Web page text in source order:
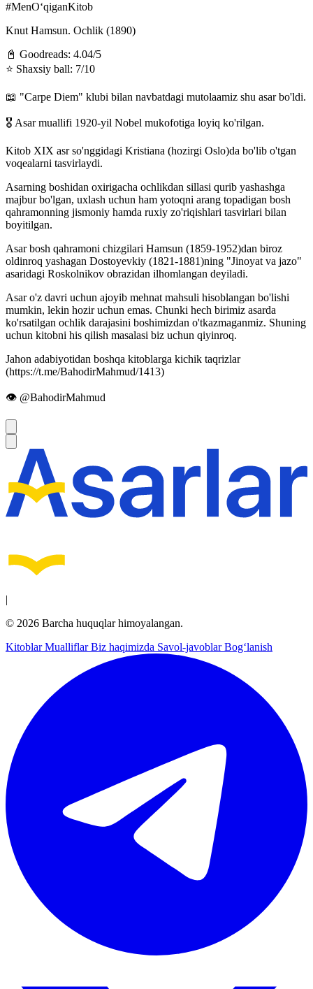
#MenOʻqiganKitob
Knut Hamsun. Ochlik (1890)
📓 Goodreads: 4.04/5
⭐️ Shaxsiy ball: 7/10
📖 "Carpe Diem" klubi bilan navbatdagi mutolaamiz shu asar bo'ldi.
🎖 Asar muallifi 1920-yil Nobel mukofotiga loyiq ko'rilgan.
Kitob XIX asr so'nggidagi Kristiana (hozirgi Oslo)da bo'lib o'tgan
voqealarni tasvirlaydi.
Asarning boshidan oxirigacha ochlikdan sillasi qurib yashashga
majbur bo'lgan, uxlash uchun ham yotoqni arang topadigan bosh
qahramonning jismoniy hamda ruxiy zo'riqishlari tasvirlari bilan
boyitilgan.
Asar bosh qahramoni chizgilari Hamsun (1859-1952)dan biroz
oldinroq yashagan Dostoyevkiy (1821-1881)ning "Jinoyat va jazo"
asaridagi Roskolnikov obrazidan ilhomlangan deyiladi.
Asar o'z davri uchun ajoyib mehnat mahsuli hisoblangan bo'lishi
mumkin, lekin hozir uchun emas. Chunki hech birimiz asarda
ko'rsatilgan ochlik darajasini boshimizdan o'tkazmaganmiz. Shuning
uchun kitobni his qilish masalasi biz uchun qiyinroq.
Jahon adabiyotidan boshqa kitoblarga kichik taqrizlar
(https://t.me/BahodirMahmud/1413)
👁 @BahodirMahmud
|
© 2026 Barcha huquqlar himoyalangan.
KitoblarMualliflarBiz haqimizda Savol-javoblarBog‘lanish